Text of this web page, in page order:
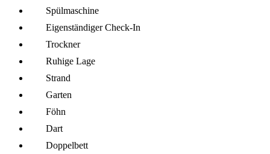
Spül­maschine
Eigenständiger Check-In
Trockner
Ruhige Lage
Strand
Garten
Föhn
Dart
Doppelbett